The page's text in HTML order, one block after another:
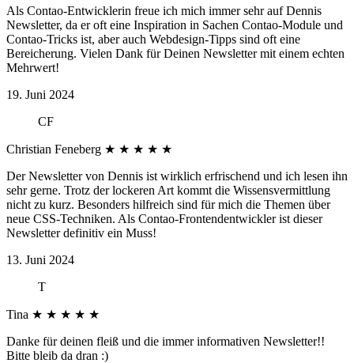
Als Contao-Entwicklerin freue ich mich immer sehr auf Dennis
Newsletter, da er oft eine Inspiration in Sachen Contao-Module und
Contao-Tricks ist, aber auch Webdesign-Tipps sind oft eine
Bereicherung. Vielen Dank für Deinen Newsletter mit einem echten
Mehrwert!
19. Juni 2024
CF
Christian Feneberg ★ ★ ★ ★ ★
Der Newsletter von Dennis ist wirklich erfrischend und ich lesen ihn
sehr gerne. Trotz der lockeren Art kommt die Wissensvermittlung
nicht zu kurz. Besonders hilfreich sind für mich die Themen über
neue CSS-Techniken. Als Contao-Frontendentwickler ist dieser
Newsletter definitiv ein Muss!
13. Juni 2024
T
Tina ★ ★ ★ ★ ★
Danke für deinen fleiß und die immer informativen Newsletter!!
Bitte bleib da dran :)